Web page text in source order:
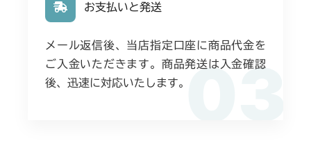
03
お支払いと発送
メール返信後、当店指定口座に商品代金を
ご入金いただきます。商品発送は入金確認
後、迅速に対応いたします。